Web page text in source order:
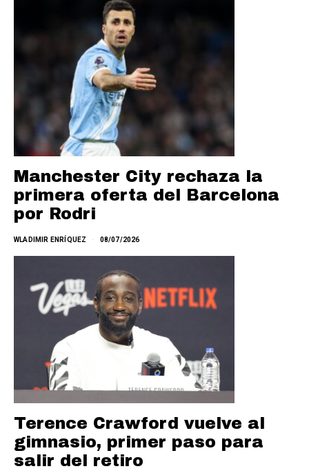
Manchester City rechaza la
primera oferta del Barcelona
por Rodri
WLADIMIR ENRÍQUEZ 08/07/2026
Terence Crawford vuelve al
gimnasio, primer paso para
salir del retiro